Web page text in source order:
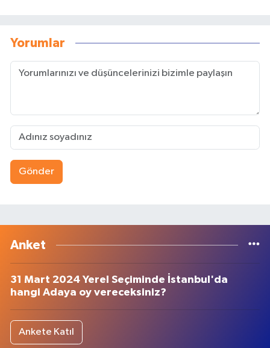
Yorumlar
Gönder
Anket
31 Mart 2024 Yerel Seçiminde İstanbul'da
hangi Adaya oy vereceksiniz?
Ankete Katıl